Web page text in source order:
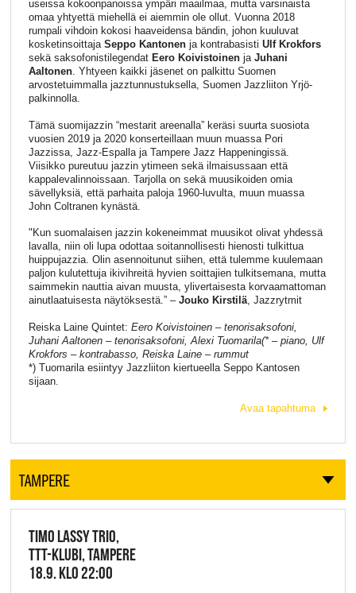
useissa kokoonpanoissa ympäri maailmaa, mutta varsinaista
omaa yhtyettä miehellä ei aiemmin ole ollut. Vuonna 2018
rumpali vihdoin kokosi haaveidensa bändin, johon kuuluvat
kosketinsoittaja Seppo Kantonenja kontrabasisti Ulf Krokfors
sekä saksofonistilegendat Eero Koivistoinenja Juhani
Aaltonen. Yhtyeen kaikki jäsenet on palkittu Suomen
arvostetuimmalla jazztunnustuksella, Suomen Jazzliiton Yrjö-
palkinnolla.
Tämä suomijazzin “mestarit areenalla” keräsi suurta suosiota
vuosien 2019 ja 2020 konserteillaan muun muassa Pori
Jazzissa, Jazz-Espalla ja Tampere Jazz Happeningissä.
Viisikko pureutuu jazzin ytimeen sekä ilmaisussaan että
kappalevalinnoissaan. Tarjolla on sekä muusikoiden omia
sävellyksiä, että parhaita paloja 1960-luvulta, muun muassa
John Coltranen kynästä.
"Kun suomalaisen jazzin kokeneimmat muusikot olivat yhdessä
lavalla, niin oli lupa odottaa soitannollisesti hienosti tulkittua
huippujazzia. Olin asennoitunut siihen, että tulemme kuulemaan
paljon kulutettuja ikivihreitä hyvien soittajien tulkitsemana, mutta
saimmekin nauttia aivan muusta, ylivertaisesta korvaamattoman
ainutlaatuisesta näytöksestä.” – Jouko Kirstilä, Jazzrytmit
Reiska Laine Quintet: Eero Koivistoinen – tenorisaksofoni,
Juhani Aaltonen – tenorisaksofoni, Alexi Tuomarila(* – piano, Ulf
Krokfors – kontrabasso, Reiska Laine – rummut
*) Tuomarila esiintyy Jazzliiton kiertueella Seppo Kantosen
sijaan.
Avaa tapahtuma
TAMPERE
TIMO LASSY TRIO,
TTT-KLUBI, TAMPERE
18.9. KLO 22:00